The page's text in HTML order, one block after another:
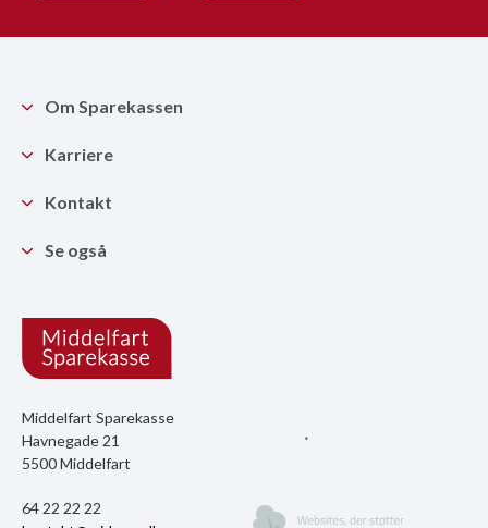
Middelfart Sparekasse
Havnegade 21
5500 Middelfart
64 22 22 22
Om Sparekassen
Karriere
Kontakt
Se også